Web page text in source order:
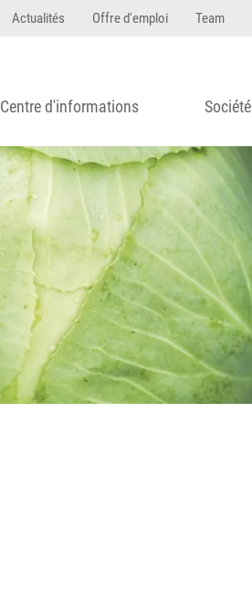
Actualités Offre d'emploi Team
Centre d'informations Société